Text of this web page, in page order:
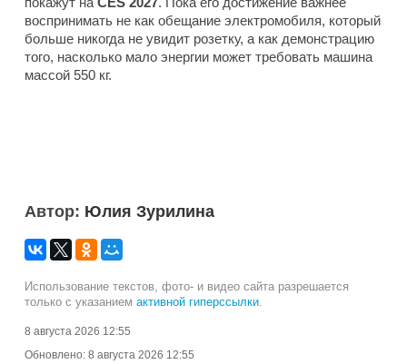
воспринимать не как обещание электромобиля, который
больше никогда не увидит розетку, а как демонстрацию
того, насколько мало энергии может требовать машина
массой 550 кг.
Автор: Юлия Зурилина
Использование текстов, фото- и видео сайта разрешается
только с указанием активной гиперссылки.
8 августа 2026 12:55
Обновлено: 8 августа 2026 12:55